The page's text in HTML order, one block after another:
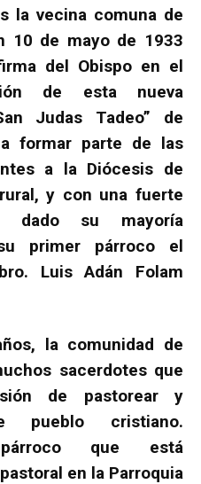
la vecina comuna de
10 de mayo de 1933
del Obispo en el
de esta nueva
Judas Tadeo” de
formar parte de las
a la Diócesis de
y con una fuerte
dado su mayoría
primer párroco el
Luis Adán Folam
la comunidad de
sacerdotes que
de pastorear y
pueblo cristiano.
que está
en la Parroquia